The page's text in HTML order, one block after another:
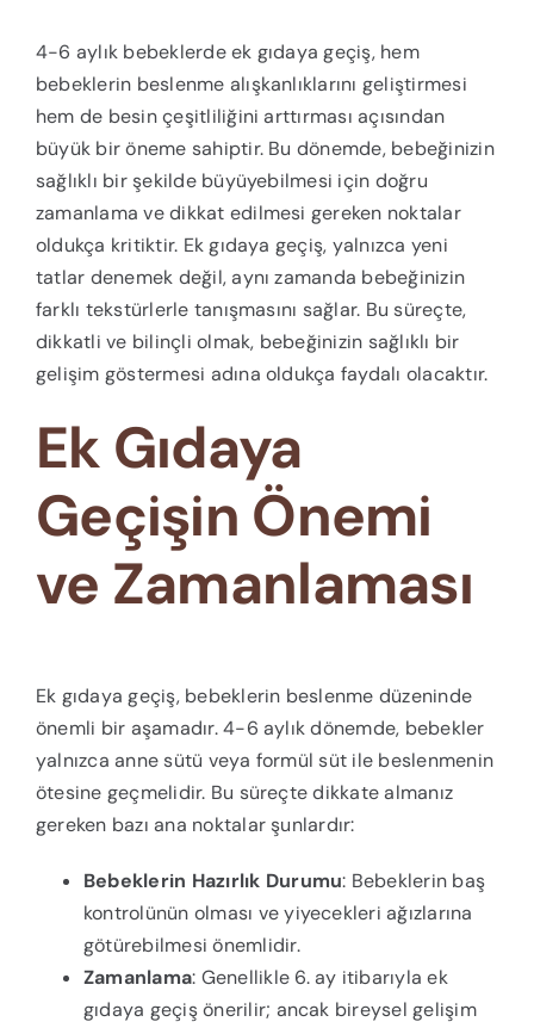
4-6 aylık bebeklerde ek gıdaya geçiş, hem
bebeklerin beslenme alışkanlıklarını geliştirmesi
hem de besin çeşitliliğini arttırması açısından
büyük bir öneme sahiptir. Bu dönemde, bebeğinizin
sağlıklı bir şekilde büyüyebilmesi için doğru
zamanlama ve dikkat edilmesi gereken noktalar
oldukça kritiktir. Ek gıdaya geçiş, yalnızca yeni
tatlar denemek değil, aynı zamanda bebeğinizin
farklı tekstürlerle tanışmasını sağlar. Bu süreçte,
dikkatli ve bilinçli olmak, bebeğinizin sağlıklı bir
gelişim göstermesi adına oldukça faydalı olacaktır.
Ek Gıdaya
Geçişin Önemi
ve Zamanlaması
Ek gıdaya geçiş, bebeklerin beslenme düzeninde
önemli bir aşamadır. 4-6 aylık dönemde, bebekler
yalnızca anne sütü veya formül süt ile beslenmenin
ötesine geçmelidir. Bu süreçte dikkate almanız
gereken bazı ana noktalar şunlardır:
Bebeklerin Hazırlık Durumu: Bebeklerin baş
kontrolünün olması ve yiyecekleri ağızlarına
götürebilmesi önemlidir.
Zamanlama: Genellikle 6. ay itibarıyla ek
gıdaya geçiş önerilir; ancak bireysel gelişim